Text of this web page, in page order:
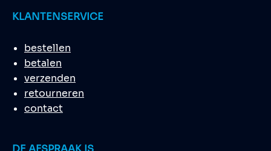
KLANTENSERVICE
bestellen
betalen
verzenden
retourneren
contact